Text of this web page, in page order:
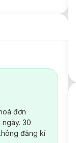
đơn
30
đăng kí